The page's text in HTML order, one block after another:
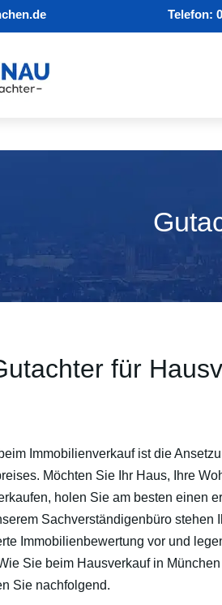
Telefon:
für
Immobilienverkauf ist die
Möchten Sie Ihr Haus, Ihre
holen Sie am besten einen
Sachverständigenbüro stehen
Immobilienbewertung vor und
Sie beim Hausverkauf in
Sie nachfolgend.